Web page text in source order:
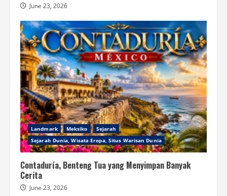
June 23, 2026
Landmark Meksiko
Sejarah
Sejarah Dunia, Wisata Eropa, Situs Warisan Dunia
Contaduría, Benteng Tua yang Menyimpan Banyak
Cerita
June 23, 2026